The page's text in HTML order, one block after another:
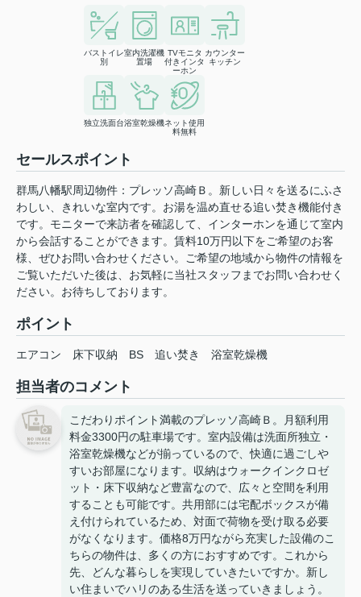
バストイレ
別
室内洗濯機
置場
TVモニタ
付きインタ
ーホン
カウンター
キッチン
独立洗面台浴室乾燥機ネット使用
料無料
セールスポイント
群馬八幡駅周辺物件：プレッソ高崎Ｂ。新しい日々を送るにふさ
わしい、きれいな室内です。お湯を温め直せる追い焚き機能付き
です。モニターで来訪者を確認して、インターホンを通じて室内
から会話することができます。賃料10万円以下をご希望のお客
様、ぜひお問い合わせください。ご希望の地域から物件の情報を
ご覧いただいた後は、お気軽に当社スタッフまでお問い合わせく
ださい。お待ちしております。
ポイント
エアコン 床下収納 BS 追い焚き 浴室乾燥機
担当者のコメント
こだわりポイント満載のプレッソ高崎Ｂ。月額利用
料金3300円の駐車場です。室内設備は洗面所独立・
浴室乾燥機などが揃っているので、快適に過ごしや
すいお部屋になります。収納はウォークインクロゼ
ット・床下収納など豊富なので、広々と空間を利用
することも可能です。共用部には宅配ボックスが備
え付けられているため、対面で荷物を受け取る必要
がなくなります。価格8万円ながら充実した設備のこ
ちらの物件は、多くの方におすすめです。これから
先、どんな暮らしを実現していきたいですか。新し
い住まいでハリのある生活を送っていきましょう。